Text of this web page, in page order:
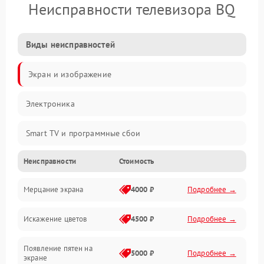
Неисправности телевизора BQ
Виды неисправностей
Экран и изображение
Электроника
Smart TV и программные сбои
Питание и запуск
Подсветка и LED-модули
Звук и аудиосистема
Сигнал и приём каналов
Неисправности Стоимость
Мерцание экрана 4000 ₽ Подробнее →
Искажение цветов 4500 ₽ Подробнее →
Появление пятен на
экране
5000 ₽ Подробнее →